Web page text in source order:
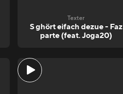
Texter
S ghört eifach dezue - Faz
parte (feat. Joga20)